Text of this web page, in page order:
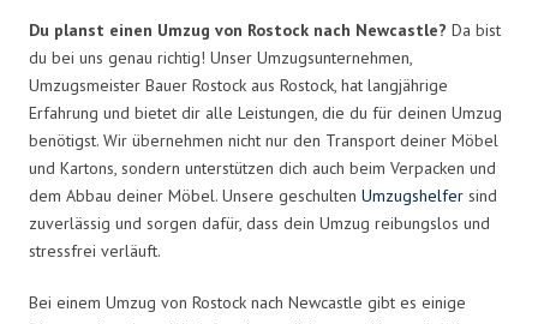
Du planst einen Umzug von Rostock nach Newcastle? Da bist
du bei uns genau richtig! Unser Umzugsunternehmen,
Umzugsmeister Bauer Rostock aus Rostock, hat langjährige
Erfahrung und bietet dir alle Leistungen, die du für deinen Umzug
benötigst. Wir übernehmen nicht nur den Transport deiner Möbel
und Kartons, sondern unterstützen dich auch beim Verpacken und
dem Abbau deiner Möbel. Unsere geschulten Umzugshelfer sind
zuverlässig und sorgen dafür, dass dein Umzug reibungslos und
stressfrei verläuft.
Bei einem Umzug von Rostock nach Newcastle gibt es einige